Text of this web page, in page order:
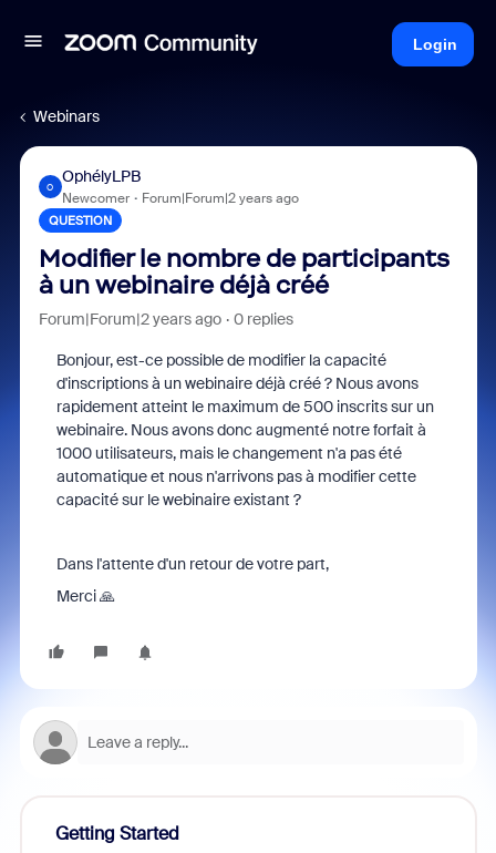
Login
Webinars
O
OphélyLPB
Newcomer Forum|Forum|2 years ago
QUESTION
Modifier le nombre de participants
à un webinaire déjà créé
Forum|Forum|2 years ago 0 replies
Bonjour, est-ce possible de modifier la capacité
d'inscriptions à un webinaire déjà créé ? Nous avons
rapidement atteint le maximum de 500 inscrits sur un
webinaire. Nous avons donc augmenté notre forfait à
1000 utilisateurs, mais le changement n'a pas été
automatique et nous n'arrivons pas à modifier cette
capacité sur le webinaire existant ?
Dans l'attente d'un retour de votre part,
Merci 🙏
Getting Started